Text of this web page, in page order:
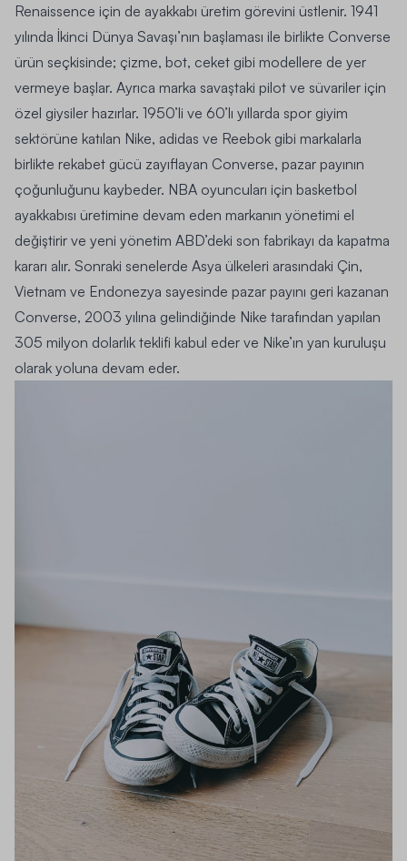
Renaissence için de ayakkabı üretim görevini üstlenir. 1941
yılında İkinci Dünya Savaşı’nın başlaması ile birlikte Converse
ürün seçkisinde; çizme, bot, ceket gibi modellere de yer
vermeye başlar. Ayrıca marka savaştaki pilot ve süvariler için
özel giysiler hazırlar. 1950’li ve 60’lı yıllarda spor giyim
sektörüne katılan Nike, adidas ve Reebok gibi markalarla
birlikte rekabet gücü zayıflayan Converse, pazar payının
çoğunluğunu kaybeder. NBA oyuncuları için basketbol
ayakkabısı üretimine devam eden markanın yönetimi el
değiştirir ve yeni yönetim ABD’deki son fabrikayı da kapatma
kararı alır. Sonraki senelerde Asya ülkeleri arasındaki Çin,
Vietnam ve Endonezya sayesinde pazar payını geri kazanan
Converse, 2003 yılına gelindiğinde Nike tarafından yapılan
305 milyon dolarlık teklifi kabul eder ve Nike’ın yan kuruluşu
olarak yoluna devam eder.